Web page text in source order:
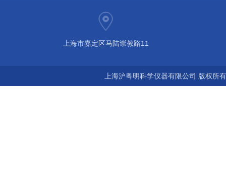
上海市嘉定区马陆崇教路11
上海沪粤明科学仪器有限公司 版权所